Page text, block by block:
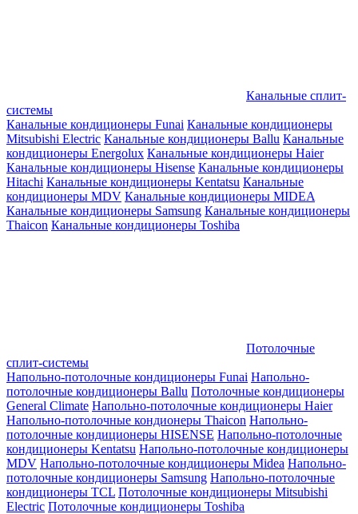
Канальные сплит-
системы
Канальные кондиционеры Funai Канальные кондиционеры
Mitsubishi Electric Канальные кондиционеры Ballu Канальные
кондиционеры Energolux Канальные кондиционеры Haier
Канальные кондиционеры Hisense Канальные кондиционеры
Hitachi Канальные кондиционеры Kentatsu Канальные
кондиционеры MDV Канальные кондиционеры MIDEA
Канальные кондиционеры Samsung Канальные кондиционеры
Thaicon Канальные кондиционеры Toshiba
Потолочные
сплит-системы
Напольно-потолочные кондиционеры Funai Напольно-
потолочные кондиционеры Ballu Потолочные кондиционеры
General Climate Напольно-потолочные кондиционеры Haier
Напольно-потолочные кондионеры Thaicon Напольно-
потолочные кондиционеры HISENSE Напольно-потолочные
кондиционеры Kentatsu Напольно-потолочные кондиционеры
MDV Напольно-потолочные кондиционеры Midea Напольно-
потолочные кондиционеры Samsung Напольно-потолочные
кондиционеры TCL Потолочные кондиционеры Mitsubishi
Electric Потолочные кондиционеры Toshiba